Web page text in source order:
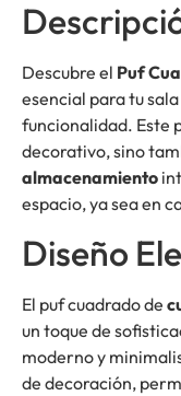
Descubre el Puf
esencial para tu
funcionalidad. Este
decorativo, sino
almacenamiento
espacio, ya sea en
Diseño
El puf cuadrado de
un toque de
moderno y
de decoración,